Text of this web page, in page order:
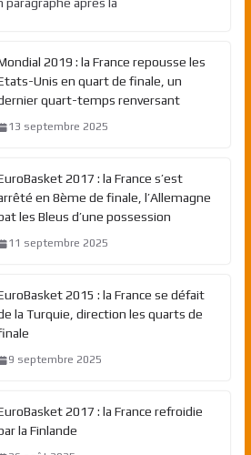
paragraphe après la
2019 : la France repousse les
Unis en quart de finale, un
quart-temps renversant
13 septembre 2025
2017 : la France s’est
en 8ème de finale, l’Allemagne
les Bleus d’une possession
11 septembre 2025
2015 : la France se défait
la Turquie, direction les quarts de
9 septembre 2025
2017 : la France refroidie
la Finlande